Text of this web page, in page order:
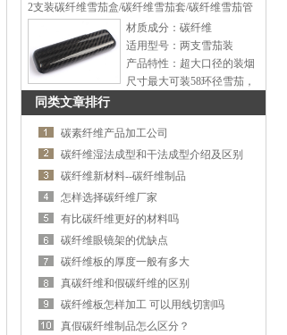
信赖。公司致力于开发研制
新产品，在生产过程中我们
不断改进工艺，提高品质，
做到精益求精。产品立足国
内市场远销中东.北美.俄罗
好评竭诚欢迎新老客户前来
洽谈！…
2支装碳纤维雪茄盒/碳纤维雪茄套/碳纤维雪茄管
材质成分：碳纤维
适用型号：两支雪茄装
产品特性：超大口径的装烟
尺寸最大可装58环径雪茄，
同时装多种不同尺寸的雪
茄，取放更加方便。超轻的
材质，整个仅重20克。…
同类文章排行
碳素纤维产品加工公司
碳纤维湿法成型和干法成型介绍及区别
碳纤维新材料--碳纤维制品
怎样选择碳纤维厂家
有比碳纤维更好的材料吗
碳纤维眼镜架的优缺点
碳纤维板的厚度一般有多大
真碳纤维和假碳纤维的区别
碳纤维板怎样加工 可以用线切割吗
真假碳纤维制品怎么区分？